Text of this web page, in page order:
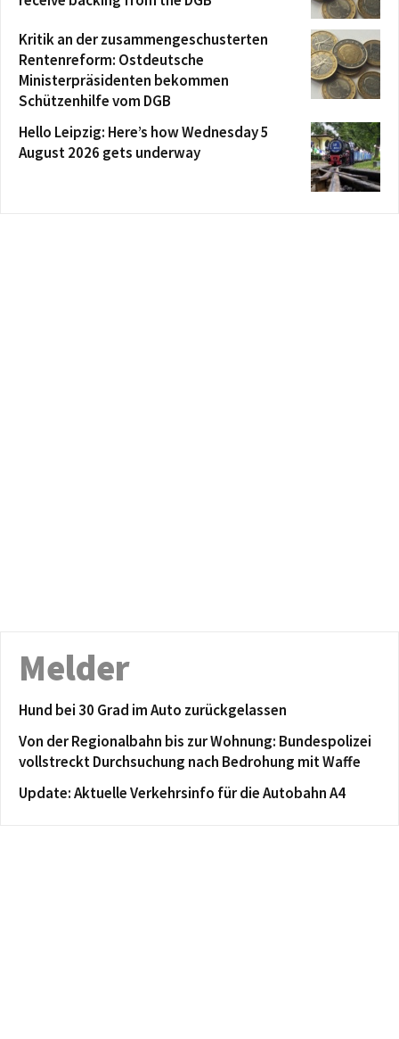
Kritik an der zusammengeschusterten
Rentenreform: Ostdeutsche
Ministerpräsidenten bekommen
Schützenhilfe vom DGB
Hello Leipzig: Here’s how Wednesday 5
August 2026 gets underway
Melder
Hund bei 30 Grad im Auto zurückgelassen
Von der Regionalbahn bis zur Wohnung: Bundespolizei
vollstreckt Durchsuchung nach Bedrohung mit Waffe
Update: Aktuelle Verkehrsinfo für die Autobahn A4